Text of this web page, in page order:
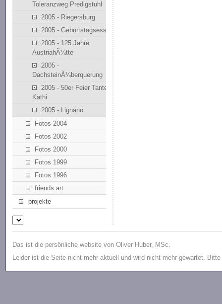
Toleranzweg Predigstuhl
2005 - Riegersburg
2005 - Geburtstagsessen
2005 - 125 Jahre
AustriahÃ¼tte
2005 -
DachsteinÃ¼berquerung
2005 - 50er Feier Tante
Kathi
2005 - Lignano
Fotos 2004
Fotos 2002
Fotos 2000
Fotos 1999
Fotos 1996
friends art
projekte
Das ist die persönliche website von Oliver Huber, MSc.
Leider ist die Seite nicht mehr aktuell und wird nicht mehr gewartet.